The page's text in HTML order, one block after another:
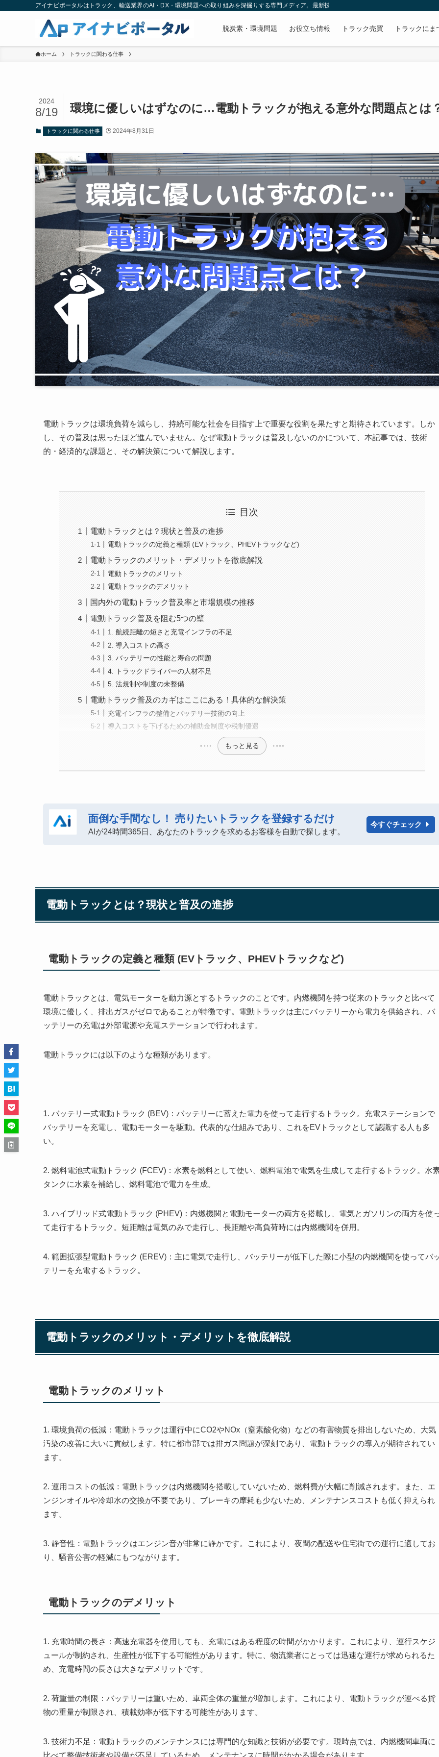
アイナビポータルはトラック、輸送業界のAI・DX・環境問題への取り組みを深掘りする専門メディア。最新技術やトレンド、先進的な事業戦略をわか
脱炭素・環境問題 お役立ち情報 トラック売買 トラックにま
ホーム トラックに関わる仕事
環境に優しいはずなのに…電動トラックが抱える意外な問題点とは
2024
8/19
トラックに関わる仕事 2024年8月31日
電動トラックは環境負荷を減らし、持続可能な社会を目指す上で重要な役割を果たすと期待されています。しか
し、その普及は思ったほど進んでいません。なぜ電動トラックは普及しないのかについて、本記事では、技術
的・経済的な課題と、その解決策について解説します。
目次
電動トラックとは？現状と普及の進捗
電動トラックの定義と種類 (EVトラック、PHEVトラックなど)
電動トラックのメリット・デメリットを徹底解説
電動トラックのメリット
電動トラックのデメリット
国内外の電動トラック普及率と市場規模の推移
電動トラック普及を阻む5つの壁
1. 航続距離の短さと充電インフラの不足
2. 導入コストの高さ
3. バッテリーの性能と寿命の問題
4. トラックドライバーの人材不足
5. 法規制や制度の未整備
電動トラック普及のカギはここにある！具体的な解決策
充電インフラの整備とバッテリー技術の向上
導入コストを下げるための補助金制度や税制優遇
もっと見る
面倒な手間なし！ 売りたいトラックを登録するだけ
AIが24時間365日、あなたのトラックを求めるお客様を自動で探します。
今すぐチェック
電動トラックとは？現状と普及の進捗
電動トラックの定義と種類 (EVトラック、PHEVトラックなど)
電動トラックとは、電気モーターを動力源とするトラックのことです。内燃機関を持つ従来のトラックと比べて
環境に優しく、排出ガスがゼロであることが特徴です。電動トラックは主にバッテリーから電力を供給され、バ
ッテリーの充電は外部電源や充電ステーションで行われます。
電動トラックには以下のような種類があります。
1. バッテリー式電動トラック (BEV)：バッテリーに蓄えた電力を使って走行するトラック。充電ステーションで
バッテリーを充電し、電動モーターを駆動。代表的な仕組みであり、これをEVトラックとして認識する人も多
い。
2. 燃料電池式電動トラック (FCEV)：水素を燃料として使い、燃料電池で電気を生成して走行するトラック。水
タンクに水素を補給し、燃料電池で電力を生成。
3. ハイブリッド式電動トラック (PHEV)：内燃機関と電動モーターの両方を搭載し、電気とガソリンの両方を使
て走行するトラック。短距離は電気のみで走行し、長距離や高負荷時には内燃機関を併用。
4. 範囲拡張型電動トラック (EREV)：主に電気で走行し、バッテリーが低下した際に小型の内燃機関を使ってバ
テリーを充電するトラック。
電動トラックのメリット・デメリットを徹底解説
電動トラックのメリット
1. 環境負荷の低減：電動トラックは運行中にCO2やNOx（窒素酸化物）などの有害物質を排出しないため、大気
汚染の改善に大いに貢献します。特に都市部では排ガス問題が深刻であり、電動トラックの導入が期待されてい
ます。
2. 運用コストの低減：電動トラックは内燃機関を搭載していないため、燃料費が大幅に削減されます。また、エ
ンジンオイルや冷却水の交換が不要であり、ブレーキの摩耗も少ないため、メンテナンスコストも低く抑えられ
ます。
3. 静音性：電動トラックはエンジン音が非常に静かです。これにより、夜間の配送や住宅街での運行に適してお
り、騒音公害の軽減にもつながります。
電動トラックのデメリット
1. 充電時間の長さ：高速充電器を使用しても、充電にはある程度の時間がかかります。これにより、運行スケジ
ュールが制約され、生産性が低下する可能性があります。特に、物流業者にとっては迅速な運行が求められるた
め、充電時間の長さは大きなデメリットです。
2. 荷重量の制限：バッテリーは重いため、車両全体の重量が増加します。これにより、電動トラックが運べる貨
物の重量が制限され、積載効率が低下する可能性があります。
3. 技術力不足：電動トラックのメンテナンスには専門的な知識と技術が必要です。現時点では、内燃機関車両に
比べて整備技術者や設備が不足しているため、メンテナンスに時間がかかる場合があります。